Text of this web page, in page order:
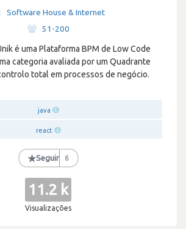
Software House & Internet
51-200
é uma Plataforma BPM de Low Code
categoria avaliada por um Quadrante
total em processos de negócio.
java
react
★Seguir 6
11.2 k
Visualizações